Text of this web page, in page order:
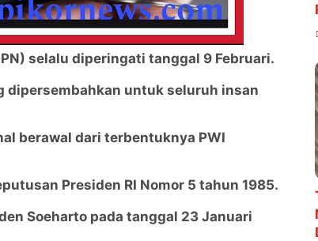
selalu diperingati tanggal 9 Februari.
dipersembahkan untuk seluruh insan
berawal dari terbentuknya PWI
Presiden RI Nomor 5 tahun 1985.
Soeharto pada tanggal 23 Januari